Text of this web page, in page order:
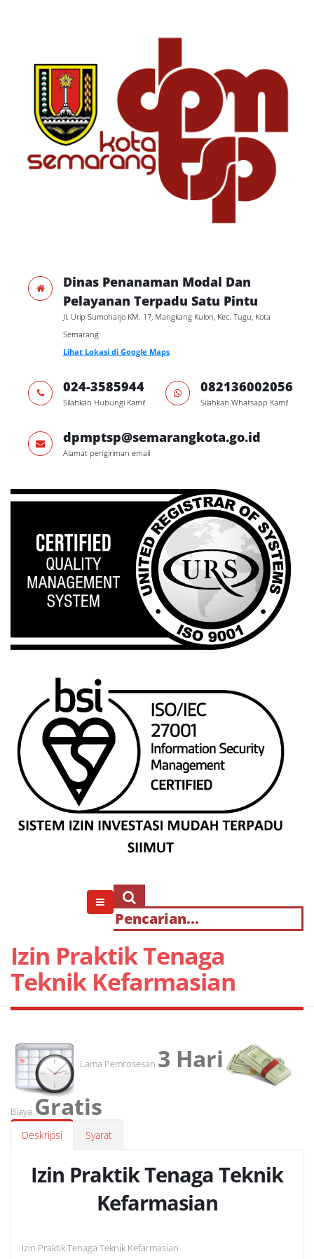
Dinas Penanaman Modal Dan
Pelayanan Terpadu Satu Pintu
Jl. Urip Sumoharjo KM. 17, Mangkang Kulon, Kec. Tugu, Kota
Semarang
Lihat Lokasi di Google Maps
024-3585944
Silahkan Hubungi Kami!
082136002056
Silahkan Whatsapp Kami!
dpmptsp@semarangkota.go.id
Alamat pengiriman email
Izin Praktik Tenaga
Teknik Kefarmasian
Lama Pemrosesan 3 Hari
Biaya Gratis
Deskripsi Syarat
Izin Praktik Tenaga Teknik
Kefarmasian
Izin Praktik Tenaga Teknik Kefarmasian